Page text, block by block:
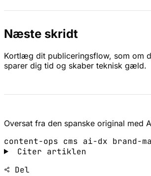
Næste skridt
Kortlæg dit publiceringsflow, som om
sparer dig tid og skaber teknisk gæld.
Oversat fra den spanske original med
content-ops cms ai-dx brand-
Citer artiklen
Del